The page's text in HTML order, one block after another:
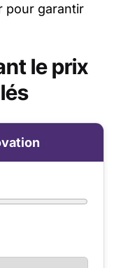
pour garantir
le prix